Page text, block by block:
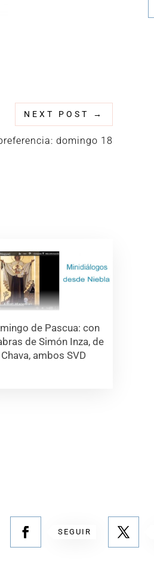
NEXT POST →
domingo 18
de Pascua: con
de Simón Inza, de
Chava, ambos SVD
SEGUIR